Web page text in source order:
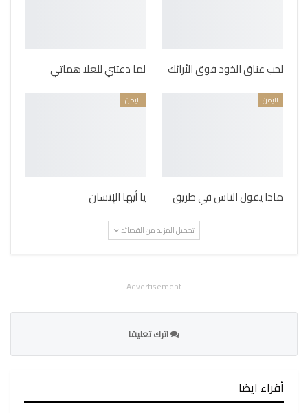
لحب عناق الخود فوق الأرائك لما دعتني للعلا هماتي
اليمن
ماذا يقول الناس في طريق
اليمن
يا أيها الإنسان
تحميل المزيد من القصائد
- Advertisement -
اترك تعليقا
أقراء ايضا